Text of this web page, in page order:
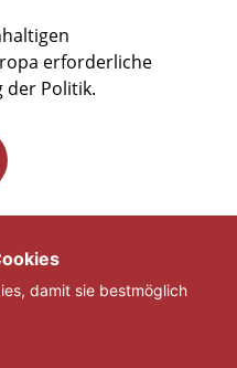
erforderliche
der Politik.
damit sie bestmöglich